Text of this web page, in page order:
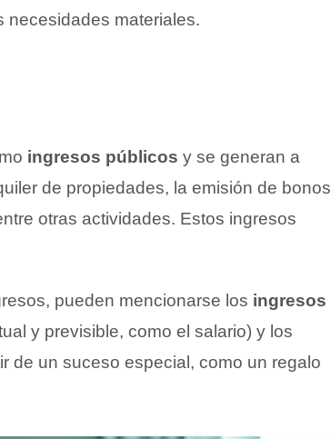
necesidades materiales.
ingresos públicos y se generan a
de propiedades, la emisión de bonos
otras actividades. Estos ingresos
pueden mencionarse los ingresos
y previsible, como el salario) y los
de un suceso especial, como un regalo